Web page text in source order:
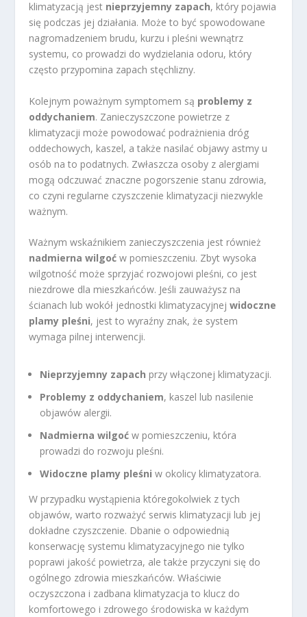
klimatyzacją jest nieprzyjemny zapach, który pojawia
się podczas jej działania. Może to być spowodowane
nagromadzeniem brudu, kurzu i pleśni wewnątrz
systemu, co prowadzi do wydzielania odoru, który
często przypomina zapach stęchlizny.
Kolejnym poważnym symptomem są problemy z
oddychaniem. Zanieczyszczone powietrze z
klimatyzacji może powodować podrażnienia dróg
oddechowych, kaszel, a także nasilać objawy astmy u
osób na to podatnych. Zwłaszcza osoby z alergiami
mogą odczuwać znaczne pogorszenie stanu zdrowia,
co czyni regularne czyszczenie klimatyzacji niezwykle
ważnym.
Ważnym wskaźnikiem zanieczyszczenia jest również
nadmierna wilgoć w pomieszczeniu. Zbyt wysoka
wilgotność może sprzyjać rozwojowi pleśni, co jest
niezdrowe dla mieszkańców. Jeśli zauważysz na
ścianach lub wokół jednostki klimatyzacyjnejwidoczne
plamy pleśni, jest to wyraźny znak, że system
wymaga pilnej interwencji.
Nieprzyjemny zapach przy włączonej klimatyzacji.
Problemy z oddychaniem, kaszel lub nasilenie
objawów alergii.
Nadmierna wilgoć w pomieszczeniu, która
prowadzi do rozwoju pleśni.
Widoczne plamy pleśni w okolicy klimatyzatora.
W przypadku wystąpienia któregokolwiek z tych
objawów, warto rozważyć serwis klimatyzacji lub jej
dokładne czyszczenie. Dbanie o odpowiednią
konserwację systemu klimatyzacyjnego nie tylko
poprawi jakość powietrza, ale także przyczyni się do
ogólnego zdrowia mieszkańców. Właściwie
oczyszczona i zadbana klimatyzacja to klucz do
komfortowego i zdrowego środowiska w każdym